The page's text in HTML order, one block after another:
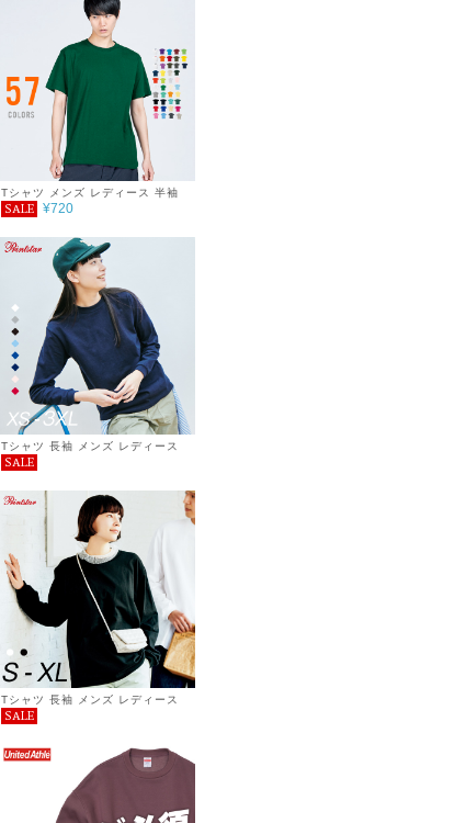
Tシャツ メンズ レディース 半袖
5.6oz ヘビーウェイトTシャツ
SALE ¥720
Tシャツ 長袖 メンズ レディース
無地 シンプル カジュアル プチプ
ビーウェイト 長袖Tシャツ 厚手 服
7.4オンス
SALE
Tシャツ 長袖 メンズ レディース
無地 ヘヴィーウェイト ビッグシル
しゃれ プチプラ コーデ 重ね着 春
秋 5.6oz 服
SALE